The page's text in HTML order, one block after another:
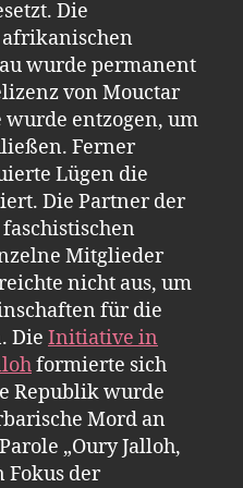
Die
wurde permanent
von Mouctar
wurde entzogen, um
Ferner
Lügen die
Die Partner der
Mitglieder
nicht aus, um
für die
Die Initiative in
formierte sich
Republik wurde
Mord an
„Oury Jalloh,
Fokus der